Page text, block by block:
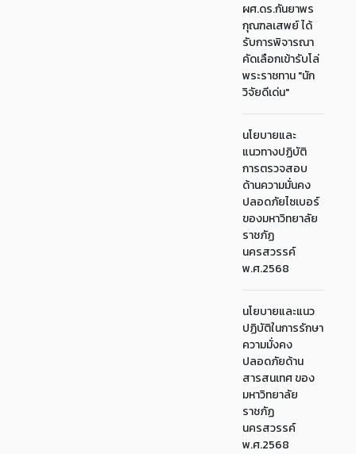
ผศ.ดร.กันยาพร
กุณฑลเสพย์ ได้
รับการพิจารณา
คัดเลือกเข้ารับโล่
พระราชทาน "นัก
วิจัยดีเด่น"
นโยบายและ
แนวทางปฏิบัติ
การตรวจสอบ
ด้านความมั่นคง
ปลอดภัยไซเบอร์
ของมหาวิทยาลัย
ราชภัฏ
นครสวรรค์
พ.ศ.2568
นโยบายและแนว
ปฏิบัติในการรักษา
ความมั่งคง
ปลอดภัยด้าน
สารสนเทศ ของ
มหาวิทยาลัย
ราชภัฏ
นครสวรรค์
พ.ศ.2568